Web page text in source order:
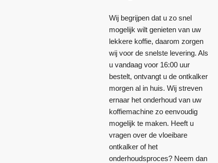
Wij begrijpen dat u zo snel
mogelijk wilt genieten van uw
lekkere koffie, daarom zorgen
wij voor de snelste levering. Als
u vandaag voor 16:00 uur
bestelt, ontvangt u de ontkalker
morgen al in huis. Wij streven
ernaar het onderhoud van uw
koffiemachine zo eenvoudig
mogelijk te maken. Heeft u
vragen over de vloeibare
ontkalker of het
onderhoudsproces? Neem dan